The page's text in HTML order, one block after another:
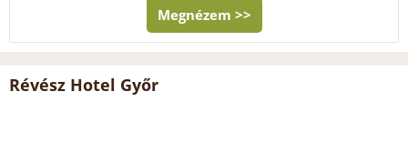
Megnézem >>
Révész Hotel Győr